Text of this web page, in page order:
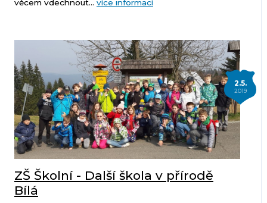
věcem vdechnout... více informací
2.5.
2019
ZŠ Školní - Další škola v přírodě
Bílá